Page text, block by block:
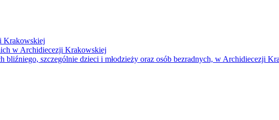
Krakowskiej
w Archidiecezji Krakowskiej
bliźniego, szczególnie dzieci i młodzieży oraz osób bezradnych, w Archidiecezji